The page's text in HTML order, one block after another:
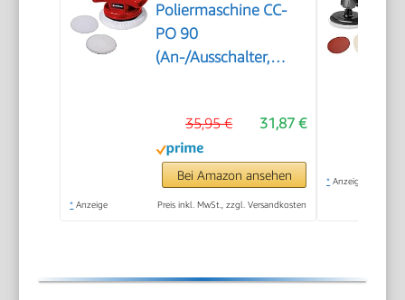
Poliermaschine CC-
PO 90
(An-/Ausschalter,
und Synthetik-
Polierhaube inklusive)
31,87 €
35,95 €
Bei Amazon ansehen
* Anzeige Preis inkl. MwSt., zzgl. Versandkosten
* Anzeige